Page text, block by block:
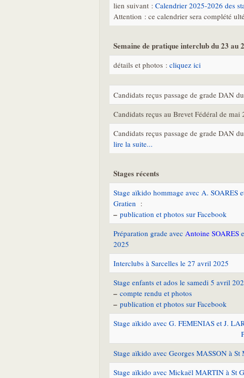
lien suivant : Calendrier 2025-2026 des
Attention : ce calendrier sera complété
Semaine de pratique interclub du 23 au
détails et photos : cliquez ici
Candidats reçus passage de grade DAN
Candidats reçus au Brevet Fédéral de mai
Candidats reçus passage de grade DAN
lire la suite...
Stages récents
Stage aïkido hommage avec A.
Gratien :
– publication et photos sur Facebook
Préparation grade avec Antoine SOARES
2025
Interclubs à Sarcelles le 27 avril 2025
Stage enfants et ados le samedi 5 avril
– compte rendu et photos
– publication et photos sur Facebook
Stage aïkido avec G. FEMENIAS et J.
Stage aïkido avec Georges MASSON à
Stage aïkido avec Mickaël MARTIN à St